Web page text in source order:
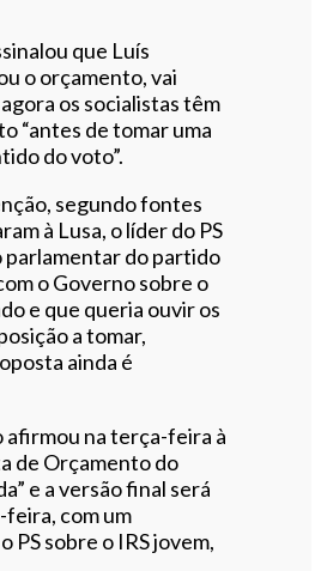
que Luís
o orçamento, vai
os socialistas têm
“antes de tomar uma
do voto”.
segundo fontes
à Lusa, o líder do PS
do partido
o Governo sobre o
e que queria ouvir os
a tomar,
ainda é
na terça-feira à
de Orçamento do
e a versão final será
com um
PS sobre o IRS jovem,